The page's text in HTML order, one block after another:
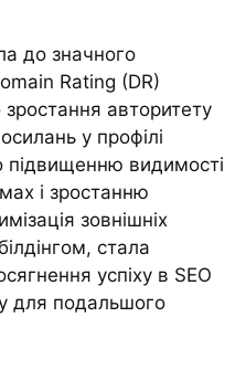
до значного
Rating (DR)
авторитету
у профілі
підвищенню видимості
і зростанню
зовнішніх
стала
успіху в SEO
для подальшого